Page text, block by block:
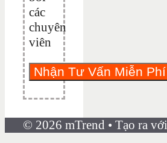
các
chuyên
viên
© 2026 mTrend • Tạo ra với